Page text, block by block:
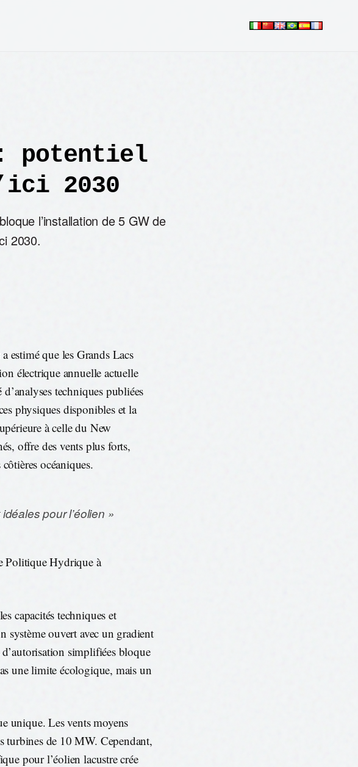
potentiel
2030
l’installation de 5 GW de
2030.
estimé que les Grands Lacs
électrique annuelle actuelle
techniques publiées
physiques disponibles et la
à celle du New
offre des vents plus forts,
océaniques.
pour l’éolien »
Politique Hydrique à
capacités techniques et
système ouvert avec un gradient
simplifiées bloque
une limite écologique, mais un
unique. Les vents moyens
turbines de 10 MW. Cependant,
pour l’éolien lacustre crée